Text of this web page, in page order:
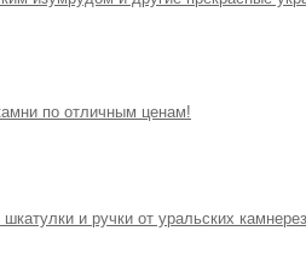
по отличным ценам!
и ручки от уральских